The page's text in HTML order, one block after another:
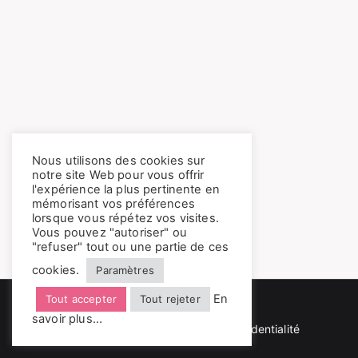
© 2024 Randodo
Mentions légales | Politique de confidentialité
Nous utilisons des cookies sur
notre site Web pour vous offrir
l'expérience la plus pertinente en
mémorisant vos préférences
lorsque vous répétez vos visites.
Vous pouvez "autoriser" ou
"refuser" tout ou une partie de ces
cookies.
Paramètres
Tout accepter Tout rejeter
En
savoir plus...